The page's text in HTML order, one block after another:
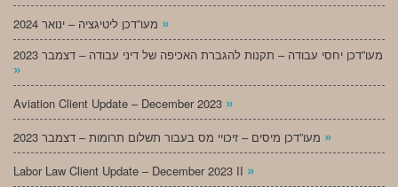
»
מעו”דכן יחסי עבודה – תקנות להגברת האכיפה של דיני עבודה – דצמבר 2023
»
Aviation Client Update – December 2023 »
»
Labor Law Client Update – December 2023 II »